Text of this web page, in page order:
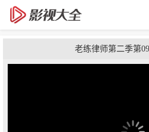
老练律师第二季第